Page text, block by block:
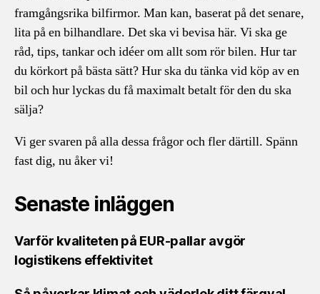
framgångsrika bilfirmor. Man kan, baserat på det senare,
lita på en bilhandlare. Det ska vi bevisa här. Vi ska ge
råd, tips, tankar och idéer om allt som rör bilen. Hur tar
du körkort på bästa sätt? Hur ska du tänka vid köp av en
bil och hur lyckas du få maximalt betalt för den du ska
sälja?
Vi ger svaren på alla dessa frågor och fler därtill. Spänn
fast dig, nu åker vi!
Senaste inläggen
Varför kvaliteten på EUR-pallar avgör
logistikens effektivitet